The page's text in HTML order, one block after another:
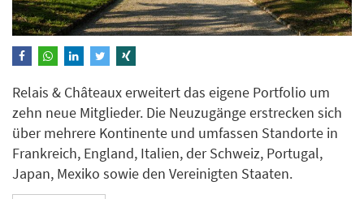
Relais & Châteaux erweitert das eigene Portfolio um
zehn neue Mitglieder. Die Neuzugänge erstrecken sich
über mehrere Kontinente und umfassen Standorte in
Frankreich, England, Italien, der Schweiz, Portugal,
Japan, Mexiko sowie den Vereinigten Staaten.